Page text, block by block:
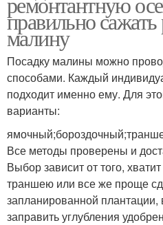
правильно
малину
Посадку малины можно
способами. Каждый
подходит именно ему. Для
варианты:
Все методы проверены и
Выбор зависит от того,
траншею или все же проще
запланированной плантации,
заправить углубления